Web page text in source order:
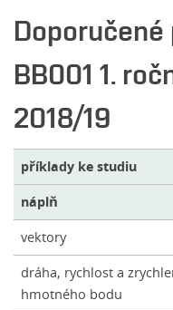
BB001 1.
2018/19
příklady ke studiu
náplň
vektory
dráha, rychlost a
hmotného bodu